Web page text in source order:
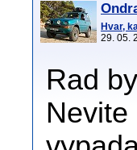
Hvar,
29. 05.
Rad